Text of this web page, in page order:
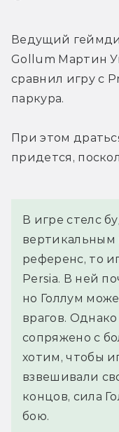
Ведущий
Gollum Мартин
сравнил игру с
паркура.
При этом
придется,
В игре стелс
вертикальным
референс, то
Persia. В ней
но Голлум
врагов.
сопряжено с
хотим, чтобы
взвешивали
концов, сила
бою.